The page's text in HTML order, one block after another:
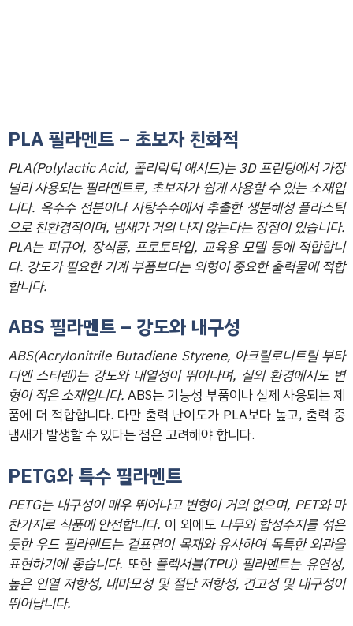
PLA 필라멘트 – 초보자 친화적
PLA(Polylactic Acid, 폴리락틱 애시드)는 3D 프린팅에서 가장
널리 사용되는 필라멘트로, 초보자가 쉽게 사용할 수 있는 소재입
니다. 옥수수 전분이나 사탕수수에서 추출한 생분해성 플라스틱
으로 친환경적이며, 냄새가 거의 나지 않는다는 장점이 있습니다.
PLA는 피규어, 장식품, 프로토타입, 교육용 모델 등에 적합합니
다. 강도가 필요한 기계 부품보다는 외형이 중요한 출력물에 적합
합니다.
ABS 필라멘트 – 강도와 내구성
ABS(Acrylonitrile Butadiene Styrene, 아크릴로니트릴 부타
디엔 스티렌)는 강도와 내열성이 뛰어나며, 실외 환경에서도 변
형이 적은 소재입니다. ABS는 기능성 부품이나 실제 사용되는 제
품에 더 적합합니다. 다만 출력 난이도가 PLA보다 높고, 출력 중
냄새가 발생할 수 있다는 점은 고려해야 합니다.
PETG와 특수 필라멘트
PETG는 내구성이 매우 뛰어나고 변형이 거의 없으며, PET와 마
찬가지로 식품에 안전합니다. 이 외에도 나무와 합성수지를 섞은
듯한 우드 필라멘트는 겉표면이 목재와 유사하여 독특한 외관을
표현하기에 좋습니다. 또한 플렉서블(TPU) 필라멘트는 유연성,
높은 인열 저항성, 내마모성 및 절단 저항성, 견고성 및 내구성이
뛰어납니다.